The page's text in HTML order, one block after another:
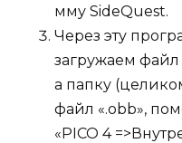
мму SideQuest.
Через эту
загружаем
а папку
файл «.obb»,
«PICO 4